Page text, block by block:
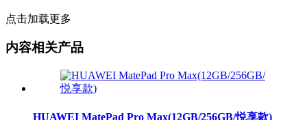
点击加载更多
内容相关产品
HUAWEI MatePad Pro Max(12GB/256GB/悦享款)